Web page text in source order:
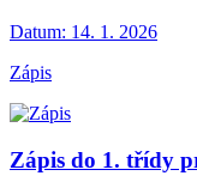
Datum: 14. 1. 2026
Zápis
Zápis do 1. třídy